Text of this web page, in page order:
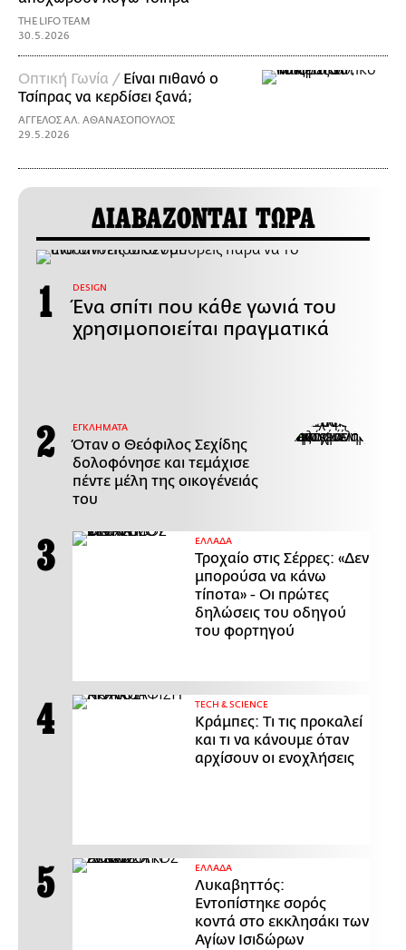
THE LIFO TEAM
30.5.2026
Οπτική Γωνία / Είναι πιθανό ο
Τσίπρας να κερδίσει ξανά;
ΑΓΓΕΛΟΣ ΑΛ. ΑΘΑΝΑΣΟΠΟΥΛΟΣ
29.5.2026
ΔΙΑΒΑΖΟΝΤΑΙ ΤΩΡΑ
DESIGN
Ένα σπίτι που κάθε γωνιά του
χρησιμοποιείται πραγματικά
ΕΓΚΛΗΜΑΤΑ
Όταν ο Θεόφιλος Σεχίδης
δολοφόνησε και τεμάχισε
πέντε μέλη της οικογένειάς
του
ΕΛΛΑΔΑ
Τροχαίο στις Σέρρες: «Δεν
μπορούσα να κάνω
τίποτα» - Οι πρώτες
δηλώσεις του οδηγού
του φορτηγού
ΤECH & SCIENCE
Κράμπες: Τι τις προκαλεί
και τι να κάνουμε όταν
αρχίσουν οι ενοχλήσεις
ΕΛΛΑΔΑ
Λυκαβηττός:
Εντοπίστηκε σορός
κοντά στο εκκλησάκι των
Αγίων Ισιδώρων